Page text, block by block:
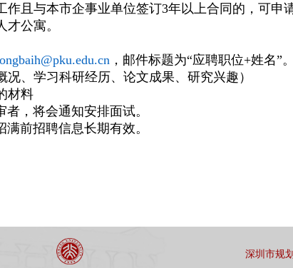
作且与本市企事业单位签订3年以上合同的，可申
公寓。
，邮件标题为“应聘职位+姓名”。
况、学习科研经历、论文成果、研究兴趣）
材料
，将会通知安排面试。
前招聘信息长期有效。
深圳市规